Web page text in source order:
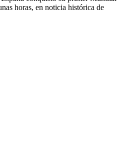
horas, en noticia histórica de